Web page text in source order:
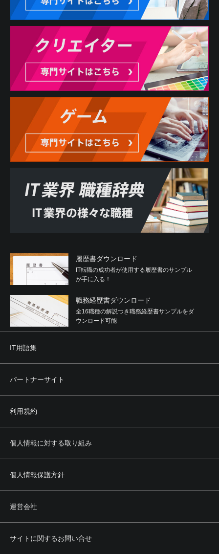
履歴書ダウンロード
IT転職の成功者が使用する履歴書のサンプル
が手に入る！
職務経歴書ダウンロード
全16職種の解説つき職務経歴書サンプルをダ
ウンロード可能
IT用語集
パートナーサイト
利用規約
個人情報に対する取り組み
個人情報保護方針
運営会社
サイトに関するお問い合せ